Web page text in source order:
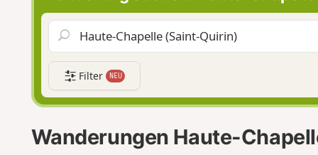
Filter NEU
Wanderungen Haute-